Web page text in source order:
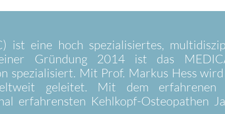
ist eine hoch spezialisiertes,
Gründung 2014 ist das
spezialisiert. Mit Prof. Markus Hess
geleitet. Mit dem erfahrenen
erfahrensten Kehlkopf-Osteopathen